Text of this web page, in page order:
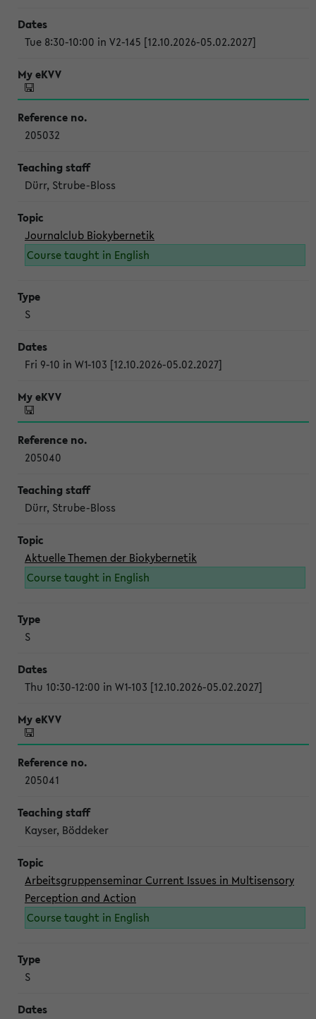
Tue 8:30-10:00 in V2-145 [12.10.2026-05.02.2027]
205032
Dürr, Strube-Bloss
Journalclub Biokybernetik
Course taught in English
S
Fri 9-10 in W1-103 [12.10.2026-05.02.2027]
205040
Dürr, Strube-Bloss
Aktuelle Themen der Biokybernetik
Course taught in English
S
Thu 10:30-12:00 in W1-103 [12.10.2026-05.02.2027]
205041
Kayser, Böddeker
Arbeitsgruppenseminar Current Issues in Multisensory
Perception and Action
Course taught in English
S